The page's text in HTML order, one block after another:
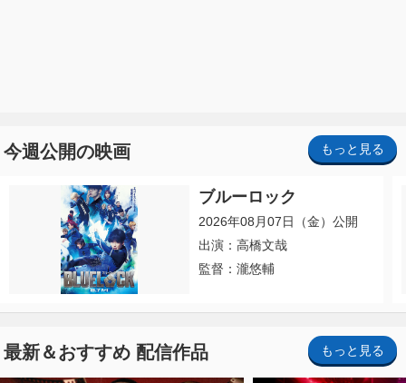
今週公開の映画 もっと見る
ブルーロック
2026年08月07日（金）公開
出演：高橋文哉
監督：瀧悠輔
最新＆おすすめ 配信作品 もっと見る